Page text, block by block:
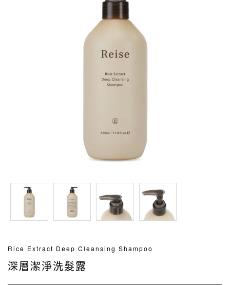
Rice Extract Deep Cleansing Shampoo
深層潔淨洗髮露